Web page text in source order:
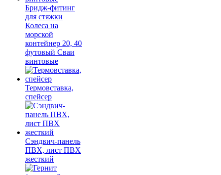
Бридж-фитинг
для стяжки
Колеса на
морской
контейнер 20, 40
футовый Сваи
винтовые
Термовставка,
спейсер
Сэндвич-панель
ПВХ, лист ПВХ
жесткий